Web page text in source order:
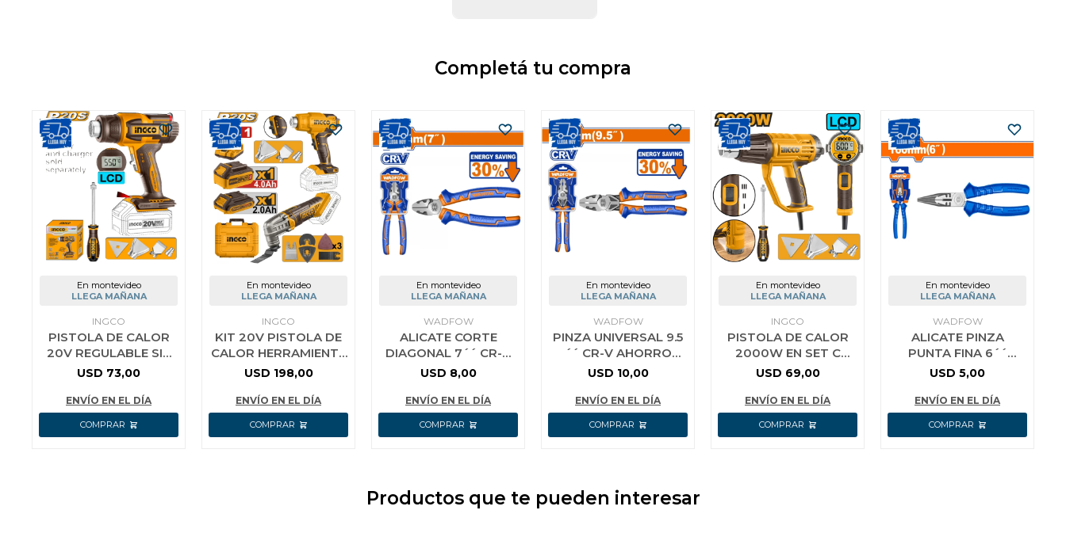
Completá tu compra
En montevideo
LLEGA MAÑANA
INGCO
PISTOLA DE CALOR
20V REGULABLE SIN
BATERIA INGCO
USD 73,00
ENVÍO EN EL DÍA
En montevideo
LLEGA MAÑANA
INGCO
KIT 20V PISTOLA DE
CALOR HERRAMIENTA
MULTIFUNCION INGCO
USD 198,00
ENVÍO EN EL DÍA
En montevideo
LLEGA MAÑANA
WADFOW
ALICATE CORTE
DIAGONAL 7´´ CR-V
AHORRO ENERGIA
WPL3717
USD 8,00
ENVÍO EN EL DÍA
En montevideo
LLEGA MAÑANA
WADFOW
PINZA UNIVERSAL 9.5
´´ CR-V AHORRO
ENERGIA 30%
USD 10,00
ENVÍO EN EL DÍA
En montevideo
LLEGA MAÑANA
INGCO
PISTOLA DE CALOR
2000W EN SET C
VALIJA Y ACCESORIOS
HG2000581
USD 69,00
ENVÍO EN EL DÍA
En montevideo
LLEGA MAÑANA
WADFOW
ALICATE PINZA
PUNTA FINA 6´´
WADFOW WPL2C26
USD 5,00
ENVÍO EN EL DÍA
Productos que te pueden interesar